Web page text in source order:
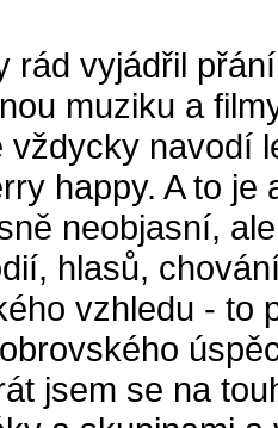
rád vyjádřil
muziku a
vždycky navodí
happy. A to je
neobjasní,
hlasů,
vzhledu - to
jsem se na